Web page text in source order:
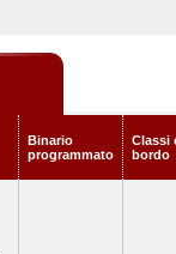
Binario
programmato
Classi
bordo